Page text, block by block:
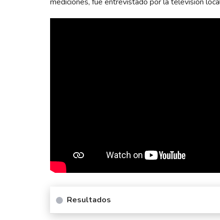
Resultados